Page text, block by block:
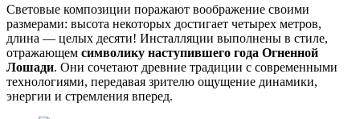
Световые композиции поражают воображение своими
размерами: высота некоторых достигает четырех метров,
длина — целых десяти! Инсталляции выполнены в стиле,
отражающем символику наступившего года Огненной
Лошади. Они сочетают древние традиции с современными
технологиями, передавая зрителю ощущение динамики,
энергии и стремления вперед.